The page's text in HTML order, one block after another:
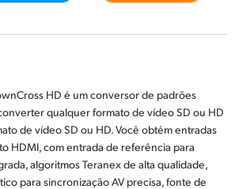
HD é um conversor de padrões
qualquer formato de vídeo SD ou HD
de vídeo SD ou HD. Você obtém entradas
HDMI, com entrada de referência para
algoritmos Teranex de alta qualidade,
para sincronização AV precisa, fonte de